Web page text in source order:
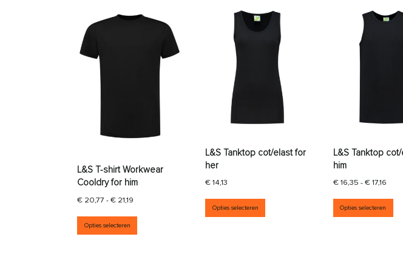
L&S T-shirt Workwear
Cooldry for him
€ 20,77 - € 21,19 Prijsklasse: € 20,77 tot € 21,19
Opties selecteren
Dit product heeft meerdere variaties. Deze optie kan gekozen
L&S Tanktop cot/elast for
her
€14,13
Opties selecteren
Dit product heeft meerdere
L&S Tanktop
him
€16,35 -€17,16
Opties selecteren